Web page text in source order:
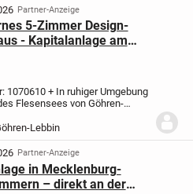
Partner-Anzeige
5-Zimmer Design-
- Kapitalanlage am
1070610+ In ruhiger Umgebung
Flesensees von Göhren-
der letzten 3 Jahre ca.
+ Tolle Außenbereiche: Der
Whirlpool...
Lebbin
Partner-Anzeige
in Mecklenburg-
– direkt an der